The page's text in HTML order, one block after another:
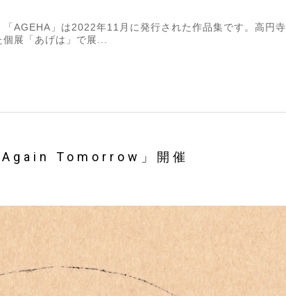
AGEHA」は2022年11月に発行された作品集です。高円寺
展「あげは」で展...
Tomorrow」開催